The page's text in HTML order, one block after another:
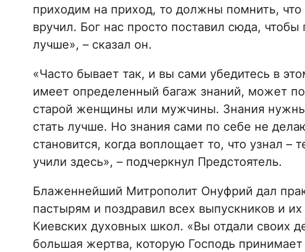
приходим на приход, то должны помнить,
вручил. Бог нас просто поставил сюда,
лучше», – сказал он.
«Часто бывает так, и вы сами убедитесь в
имеет определенный багаж знаний, может
старой женщины или мужчины. Знания
стать лучше. Но знания сами по себе не
становится, когда воплощает то, что узнал –
учили здесь», – подчеркнул Предстоятель.
Блаженнейший Митрополит Онуфрий дал
пастырям и поздравил всех выпускников и
Киевских духовных школ. «Вы отдали своих
большая жертва, которую Господь принимает